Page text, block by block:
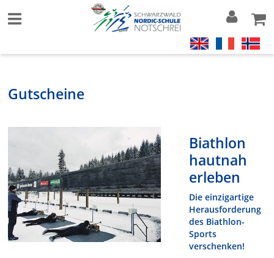
Gutscheine
Biathlon
hautnah
erleben
Die einzigartige
Herausforderung
des Biathlon-
Sports
verschenken!